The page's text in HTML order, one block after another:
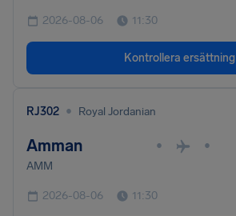
2026-08-06 11:30
Kontrollera ersättning
RJ302 • Royal Jordanian
Amman • •
AMM
2026-08-06 11:30